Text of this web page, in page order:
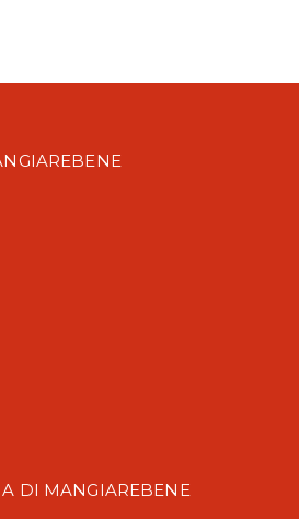
DI MANGIAREBENE